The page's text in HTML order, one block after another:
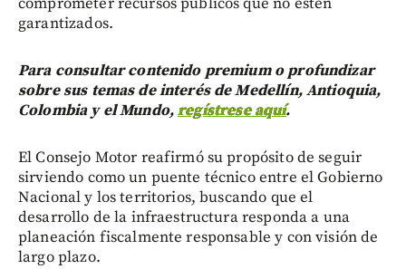
garantizados.
Para consultar contenido premium o profundizar
sobre sus temas de interés de Medellín, Antioquia,
Colombia y el Mundo,regístrese aquí.
El Consejo Motor reafirmó su propósito de seguir
sirviendo como un puente técnico entre el Gobierno
Nacional y los territorios, buscando que el
desarrollo de la infraestructura responda a una
planeación fiscalmente responsable y con visión de
largo plazo.